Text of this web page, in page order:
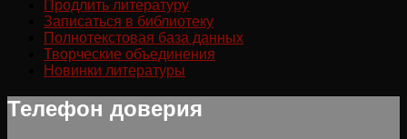
Продлить литературу
Записаться в библиотеку
Полнотекстовая база данных
Творческие объединения
Новинки литературы
Телефон доверия